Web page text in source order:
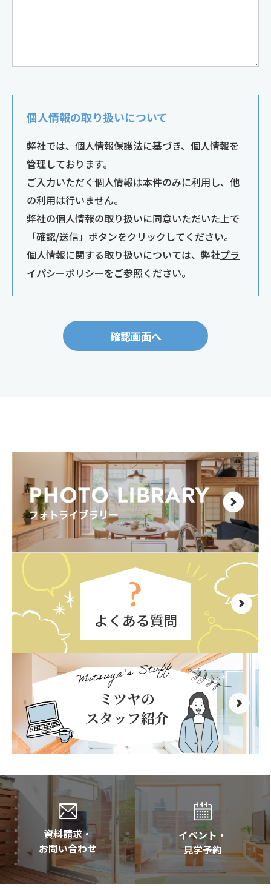
個人情報の取り扱いについて
弊社では、個人情報保護法に基づき、個人情報を
管理しております。
ご入力いただく個人情報は本件のみに利用し、他
の利用は行いません。
弊社の個人情報の取り扱いに同意いただいた上で
「確認/送信」ボタンをクリックしてください。
個人情報に関する取り扱いについては、弊社プラ
イパシーポリシーをご参照ください。
資料請求・
お問い合わせ
イベント・
見学予約